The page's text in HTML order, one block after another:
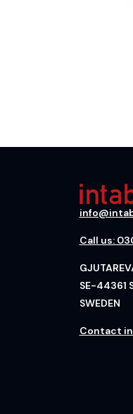
Call us:
SE-44361
SWEDEN
Contact